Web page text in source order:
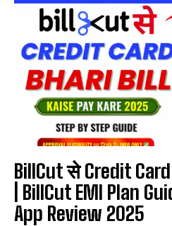
BillCut से Credit
| BillCut EMI Plan
App Review 2025